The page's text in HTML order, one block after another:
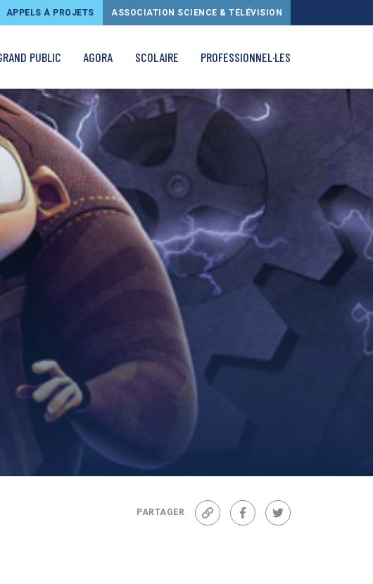
APPELS À PROJETS ASSOCIATION SCIENCE & TÉLÉVISION
PUBLIC AGORA SCOLAIRE PROFESSIONNEL·LES
PARTAGER
Lien FacebookTwitter